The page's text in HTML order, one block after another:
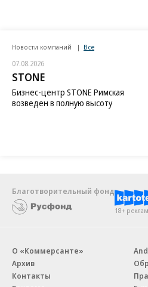
Новости компаний Все
07.08.2026
STONE
Бизнес-центр STONE Римская
возведен в полную высоту
Благотворительный фонд
18+
О «Коммерсанте»
Архив
Контакты